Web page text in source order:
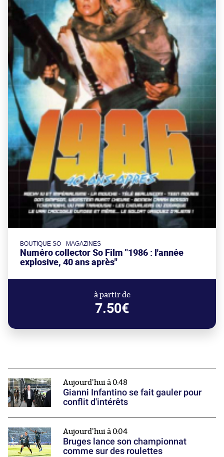
BOUTIQUE SO - MAGAZINES
Numéro collector So Film "1986 : l'année
explosive, 40 ans après"
à partir de
7.50€
Aujourd'hui à 0:48
Gianni Infantino se fait gauler pour
conflit d'intérêts
Aujourd'hui à 0:04
Bruges lance son championnat
comme sur des roulettes